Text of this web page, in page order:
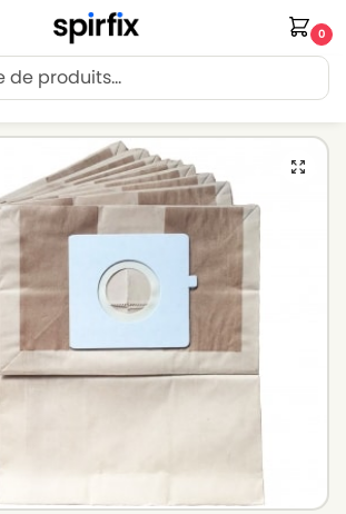
0
Point Relais offerte dès 30€ d’achat.